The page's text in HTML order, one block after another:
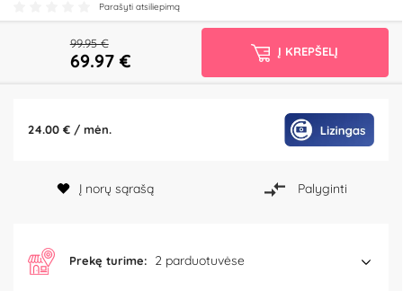
Parašyti atsiliepimą
99.95 €
69.97€
24.00 € / mėn.
Į KREPŠELĮ
Į norų sąrašą Palyginti
Prekę turime: 2 parduotuvėse